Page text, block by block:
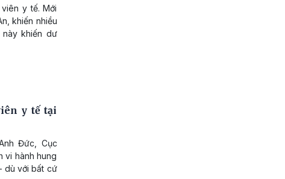
y tế. Mới
khiến nhiều
khiến dư
y tế tại
Đức, Cục
vi hành hung
dù với bất cứ